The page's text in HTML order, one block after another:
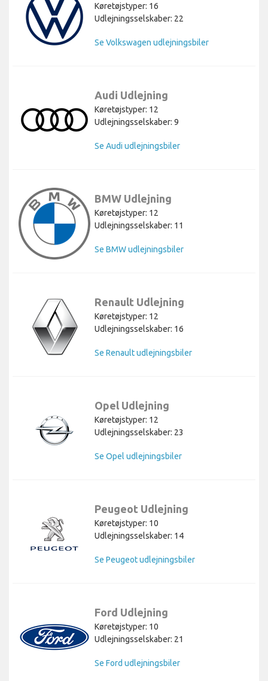
Køretøjstyper: 16
Udlejningsselskaber: 22
Se Volkswagen udlejningsbiler
Audi Udlejning
Køretøjstyper: 12
Udlejningsselskaber: 9
Se Audi udlejningsbiler
BMW Udlejning
Køretøjstyper: 12
Udlejningsselskaber: 11
Se BMW udlejningsbiler
Renault Udlejning
Køretøjstyper: 12
Udlejningsselskaber: 16
Se Renault udlejningsbiler
Opel Udlejning
Køretøjstyper: 12
Udlejningsselskaber: 23
Se Opel udlejningsbiler
Peugeot Udlejning
Køretøjstyper: 10
Udlejningsselskaber: 14
Se Peugeot udlejningsbiler
Ford Udlejning
Køretøjstyper: 10
Udlejningsselskaber: 21
Se Ford udlejningsbiler